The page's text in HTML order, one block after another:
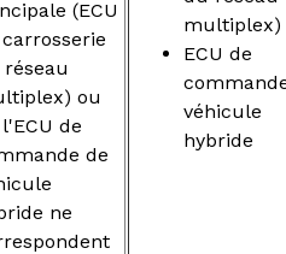
(ECU
ou
de
de
ne
multiplex)
ECU de
véhicule
hybride